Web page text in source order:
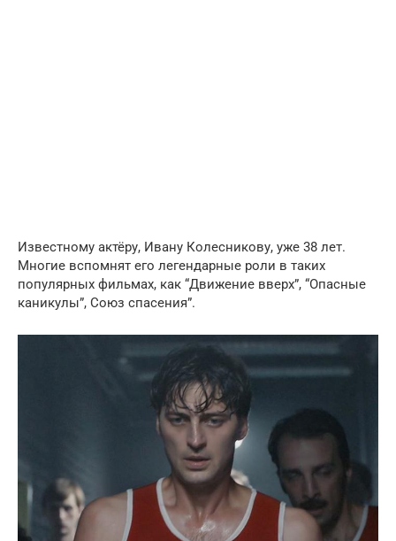
Известному актёру, Ивану Колесникову, уже 38 лет.
Многие вспомнят его легендарные роли в таких
популярных фильмах, как “Движение вверх”, “Опасные
каникулы”, Союз спасения”.